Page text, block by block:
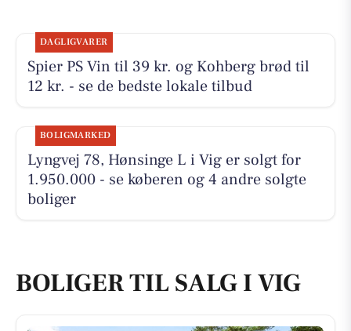
DAGLIGVARER
Spier PS Vin til 39 kr. og Kohberg brød til
12 kr. - se de bedste lokale tilbud
BOLIGMARKED
Lyngvej 78, Hønsinge L i Vig er solgt for
1.950.000 - se køberen og 4 andre solgte
boliger
BOLIGER TIL SALG I VIG